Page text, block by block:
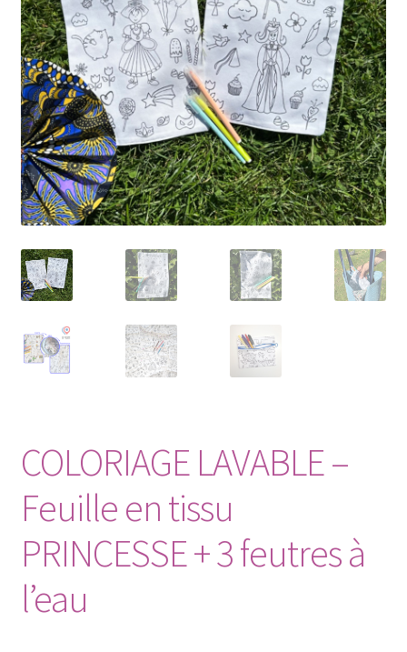
Petit Prix
COLORIAGE LAVABLE –
Feuille en tissu
PRINCESSE + 3 feutres à
l’eau